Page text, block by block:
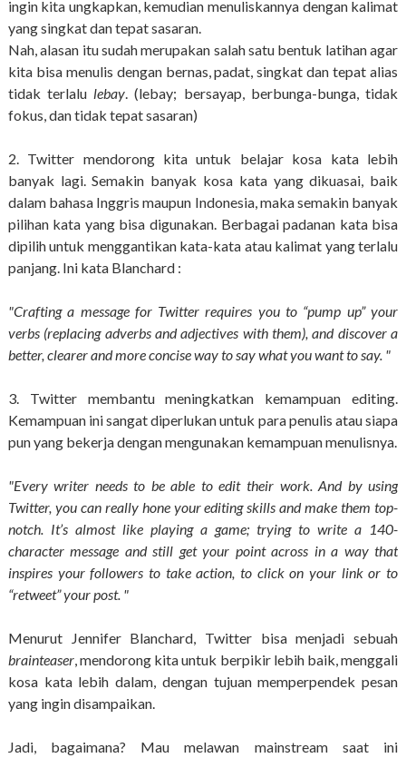
ingin kita ungkapkan, kemudian menuliskannya dengan kalimat
yang singkat dan tepat sasaran.
Nah, alasan itu sudah merupakan salah satu bentuk latihan agar
kita bisa menulis dengan bernas, padat, singkat dan tepat alias
tidak terlalu lebay. (lebay; bersayap, berbunga-bunga, tidak
fokus, dan tidak tepat sasaran)
2. Twitter mendorong kita untuk belajar kosa kata lebih
banyak lagi. Semakin banyak kosa kata yang dikuasai, baik
dalam bahasa Inggris maupun Indonesia, maka semakin banyak
pilihan kata yang bisa digunakan. Berbagai padanan kata bisa
dipilih untuk menggantikan kata-kata atau kalimat yang terlalu
panjang. Ini kata Blanchard :
"Crafting a message for Twitter requires you to “pump up” your
verbs (replacing adverbs and adjectives with them), and discover a
better, clearer and more concise way to say what you want to say. "
3. Twitter membantu meningkatkan kemampuan editing.
Kemampuan ini sangat diperlukan untuk para penulis atau siapa
pun yang bekerja dengan mengunakan kemampuan menulisnya.
"Every writer needs to be able to edit their work. And by using
Twitter, you can really hone your editing skills and make them top-
notch. It’s almost like playing a game; trying to write a 140-
character message and still get your point across in a way that
inspires your followers to take action, to click on your link or to
“retweet” your post. "
Menurut Jennifer Blanchard, Twitter bisa menjadi sebuah
brainteaser, mendorong kita untuk berpikir lebih baik, menggali
kosa kata lebih dalam, dengan tujuan memperpendek pesan
yang ingin disampaikan.
Jadi, bagaimana? Mau melawan mainstream saat ini